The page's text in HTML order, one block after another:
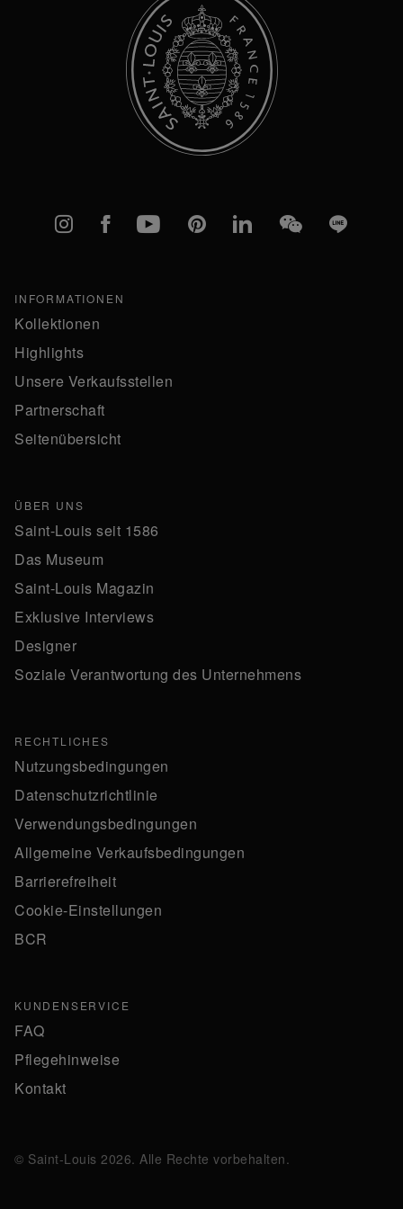
Instagram
FacebookYouTubePinterestlinkedInWeChatLine
INFORMATIONEN
Kollektionen
Highlights
Unsere Verkaufsstellen
Partnerschaft
Seitenübersicht
ÜBER UNS
Saint-Louis seit 1586
Das Museum
Saint-Louis Magazin
Exklusive Interviews
Designer
Soziale Verantwortung des Unternehmens
RECHTLICHES
Nutzungsbedingungen
Datenschutzrichtlinie
Verwendungsbedingungen
Allgemeine Verkaufsbedingungen
Barrierefreiheit
Cookie-Einstellungen
BCR
KUNDENSERVICE
FAQ
Pflegehinweise
Kontakt
© Saint-Louis 2026. Alle Rechte vorbehalten.